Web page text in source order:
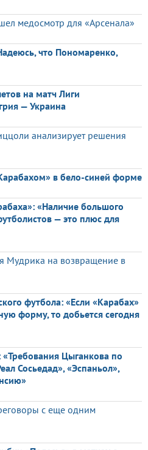
медосмотр для «Арсенала»
что Пономаренко,
на матч Лиги
— Украина
анализирует решения
в бело-синей форме
«Наличие большого
— это плюс для
Мудрика на возвращение в
футбола: «Если «Карабах»
форму, то добьется сегодня
Цыганкова по
Сосьедад», «Эспаньол»,
с еще одним